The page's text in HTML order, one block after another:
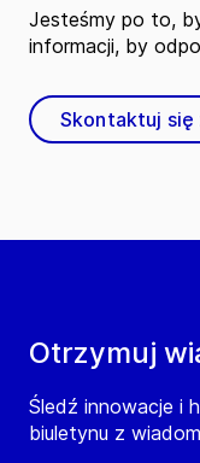
Otrzymuj
Śledź innowacje i
biuletynu z
Jesteśmy po to,
informacji, by
Skontaktuj się